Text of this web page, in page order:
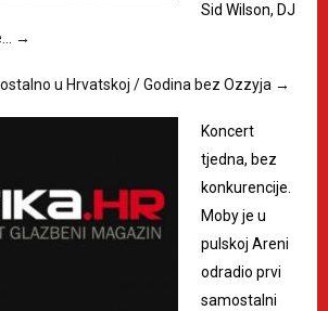
Sid Wilson, DJ
→
u Hrvatskoj / Godina bez Ozzyja →
Koncert
tjedna, bez
konkurencije.
Moby je u
pulskoj Areni
odradio prvi
samostalni